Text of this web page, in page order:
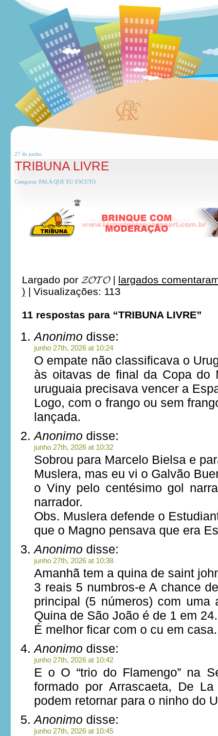
27 de junho
TRIBUNA LIVRE
Categoria: FALA QUE EU ESCUTO
Largado por 𝓩𝓞𝓣𝓞| largados
) | Visualizações: 113
11 respostas para “TRIBUNA LIVRE”
Anonimo disse:
junho 27th, 2026 at 10:24
O empate não classificava o
às oitavas de final da Copa do
uruguaia precisava vencer a
Logo, com o frango ou sem
lançada.
Anonimo disse:
junho 27th, 2026 at 10:32
Sobrou para Marcelo Bielsa e
Muslera, mas eu vi o Galvão
o Viny pelo centésimo gol
narrador.
Obs. Muslera defende o
que o Magno pensava que era
Anonimo disse:
junho 27th, 2026 at 10:38
Amanhã tem a quina de saint
3 reais 5 numbros-e A chance
principal (5 números) com uma
Quina de São João é de 1 em
É melhor ficar com o cu em casa.
Anonimo disse:
junho 27th, 2026 at 10:42
E o O “trio do Flamengo” na
formado por Arrascaeta, De
podem retornar para o ninho do
Anonimo disse:
junho 27th, 2026 at 10:45